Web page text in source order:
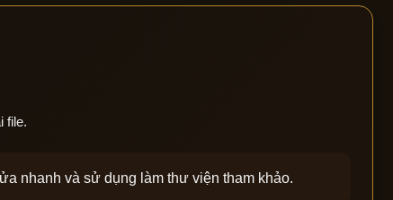
file.
nhanh và sử dụng làm thư viện tham khảo.